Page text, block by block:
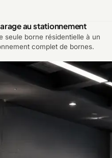
au stationnement
seule borne résidentielle à un
complet de bornes.